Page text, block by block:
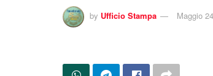
by Ufficio Stampa Maggio